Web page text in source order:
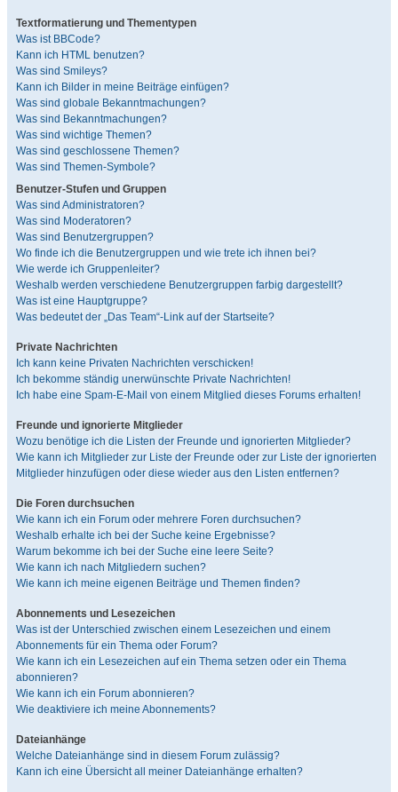
Textformatierung und Thementypen
Was ist BBCode?
Kann ich HTML benutzen?
Was sind Smileys?
Kann ich Bilder in meine Beiträge einfügen?
Was sind globale Bekanntmachungen?
Was sind Bekanntmachungen?
Was sind wichtige Themen?
Was sind geschlossene Themen?
Was sind Themen-Symbole?
Benutzer-Stufen und Gruppen
Was sind Administratoren?
Was sind Moderatoren?
Was sind Benutzergruppen?
Wo finde ich die Benutzergruppen und wie trete ich ihnen bei?
Wie werde ich Gruppenleiter?
Weshalb werden verschiedene Benutzergruppen farbig dargestellt?
Was ist eine Hauptgruppe?
Was bedeutet der „Das Team“-Link auf der Startseite?
Private Nachrichten
Ich kann keine Privaten Nachrichten verschicken!
Ich bekomme ständig unerwünschte Private Nachrichten!
Ich habe eine Spam-E-Mail von einem Mitglied dieses Forums erhalten!
Freunde und ignorierte Mitglieder
Wozu benötige ich die Listen der Freunde und ignorierten Mitglieder?
Wie kann ich Mitglieder zur Liste der Freunde oder zur Liste der ignorierten
Mitglieder hinzufügen oder diese wieder aus den Listen entfernen?
Die Foren durchsuchen
Wie kann ich ein Forum oder mehrere Foren durchsuchen?
Weshalb erhalte ich bei der Suche keine Ergebnisse?
Warum bekomme ich bei der Suche eine leere Seite?
Wie kann ich nach Mitgliedern suchen?
Wie kann ich meine eigenen Beiträge und Themen finden?
Abonnements und Lesezeichen
Was ist der Unterschied zwischen einem Lesezeichen und einem
Abonnements für ein Thema oder Forum?
Wie kann ich ein Lesezeichen auf ein Thema setzen oder ein Thema
abonnieren?
Wie kann ich ein Forum abonnieren?
Wie deaktiviere ich meine Abonnements?
Dateianhänge
Welche Dateianhänge sind in diesem Forum zulässig?
Kann ich eine Übersicht all meiner Dateianhänge erhalten?